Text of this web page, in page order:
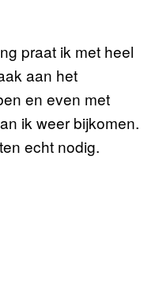
praat ik met heel
aan het
en even met
ik weer bijkomen.
echt nodig.